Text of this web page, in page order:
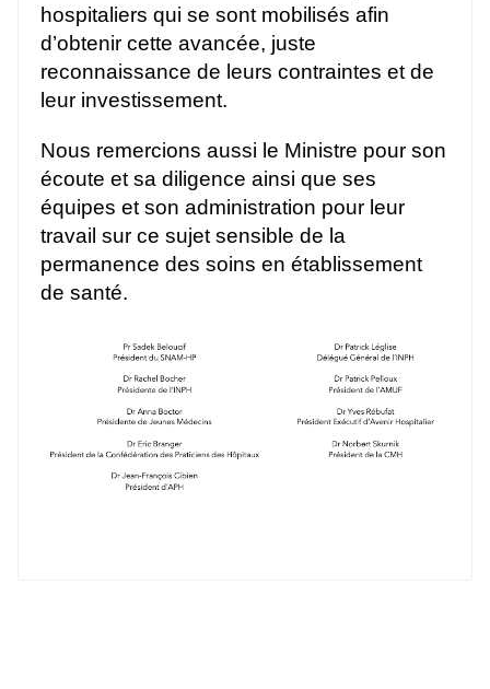
hospitaliers qui se sont mobilisés afin
d’obtenir cette avancée, juste
reconnaissance de leurs contraintes et de
leur investissement.
Nous remercions aussi le Ministre pour son
écoute et sa diligence ainsi que ses
équipes et son administration pour leur
travail sur ce sujet sensible de la
permanence des soins en établissement
de santé.